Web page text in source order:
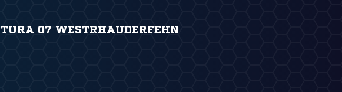
TURA 07 WESTRHAUDERFEHN